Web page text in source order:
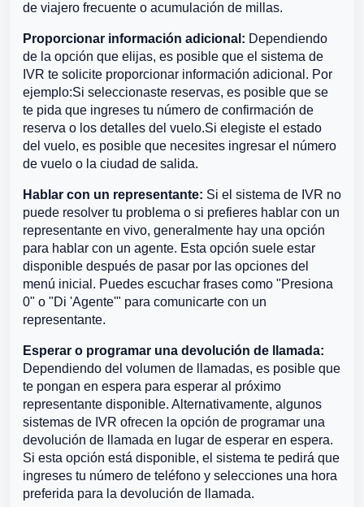
de viajero frecuente o acumulación de millas.
Proporcionar información adicional: Dependiendo
de la opción que elijas, es posible que el sistema de
IVR te solicite proporcionar información adicional. Por
ejemplo:Si seleccionaste reservas, es posible que se
te pida que ingreses tu número de confirmación de
reserva o los detalles del vuelo.Si elegiste el estado
del vuelo, es posible que necesites ingresar el número
de vuelo o la ciudad de salida.
Hablar con un representante: Si el sistema de IVR no
puede resolver tu problema o si prefieres hablar con un
representante en vivo, generalmente hay una opción
para hablar con un agente. Esta opción suele estar
disponible después de pasar por las opciones del
menú inicial. Puedes escuchar frases como "Presiona
0" o "Di 'Agente'" para comunicarte con un
representante.
Esperar o programar una devolución de llamada:
Dependiendo del volumen de llamadas, es posible que
te pongan en espera para esperar al próximo
representante disponible. Alternativamente, algunos
sistemas de IVR ofrecen la opción de programar una
devolución de llamada en lugar de esperar en espera.
Si esta opción está disponible, el sistema te pedirá que
ingreses tu número de teléfono y selecciones una hora
preferida para la devolución de llamada.